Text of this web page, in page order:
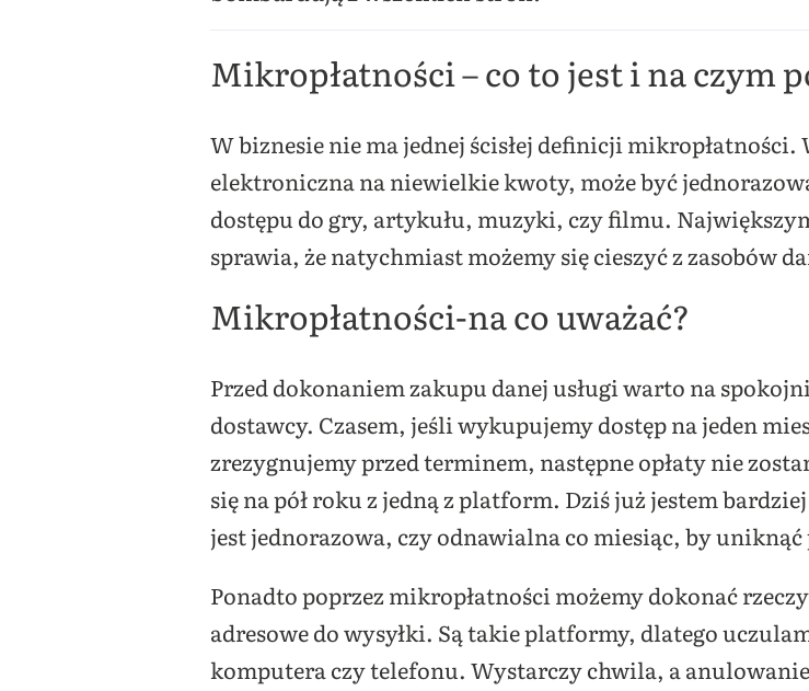
Mikropłatności – co to jest i na czym
W biznesie nie ma jednej ścisłej definicji
elektroniczna na niewielkie kwoty, może być
dostępu do gry, artykułu, muzyki, czy filmu.
sprawia, że natychmiast możemy się cieszyć z zasobów
Mikropłatności-na co uważać?
Przed dokonaniem zakupu danej usługi warto na
dostawcy. Czasem, jeśli wykupujemy dostęp na jeden
zrezygnujemy przed terminem, następne opłaty nie
się na pół roku z jedną z platform. Dziś już jestem
jest jednorazowa, czy odnawialna co miesiąc, by
Ponadto poprzez mikropłatności możemy dokonać
adresowe do wysyłki. Są takie platformy, dlatego
komputera czy telefonu. Wystarczy chwila, a